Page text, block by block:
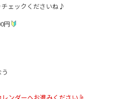
ェックくださいね♪
円
レンダーへお進みください☝️